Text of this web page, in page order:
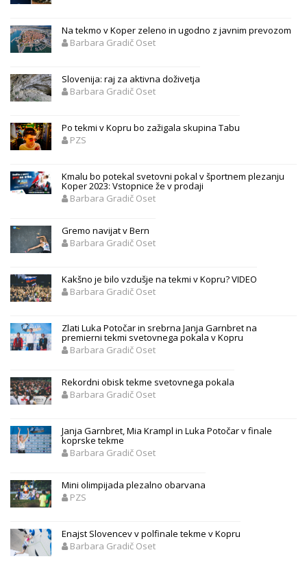
Na tekmo v Koper zeleno in ugodno z javnim prevozom
Barbara Gradič Oset
Slovenija: raj za aktivna doživetja
Barbara Gradič Oset
Po tekmi v Kopru bo zažigala skupina Tabu
PZS
Kmalu bo potekal svetovni pokal v športnem plezanju
Koper 2023: Vstopnice že v prodaji
Barbara Gradič Oset
Gremo navijat v Bern
Barbara Gradič Oset
Kakšno je bilo vzdušje na tekmi v Kopru? VIDEO
Barbara Gradič Oset
Zlati Luka Potočar in srebrna Janja Garnbret na
premierni tekmi svetovnega pokala v Kopru
Barbara Gradič Oset
Rekordni obisk tekme svetovnega pokala
Barbara Gradič Oset
Janja Garnbret, Mia Krampl in Luka Potočar v finale
koprske tekme
Barbara Gradič Oset
Mini olimpijada plezalno obarvana
PZS
Enajst Slovencev v polfinale tekme v Kopru
Barbara Gradič Oset